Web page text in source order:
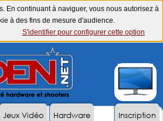
En continuant à naviguer, vous nous autorisez à
à des fins de mesure d'audience.
S'identifier pour configurer cette option
Inscription
Jeux Vidéo
Hardware